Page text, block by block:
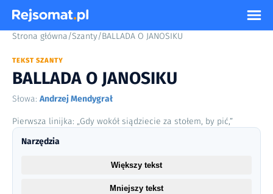
Strona główna/Szanty/BALLADA O JANOSIKU
TEKST SZANTY
BALLADA O JANOSIKU
Słowa: Andrzej Mendygrał
Pierwsza linijka: „Gdy wokół siądziecie za stołem, by pić,”
Narzędzia
Większy tekst
Mniejszy tekst